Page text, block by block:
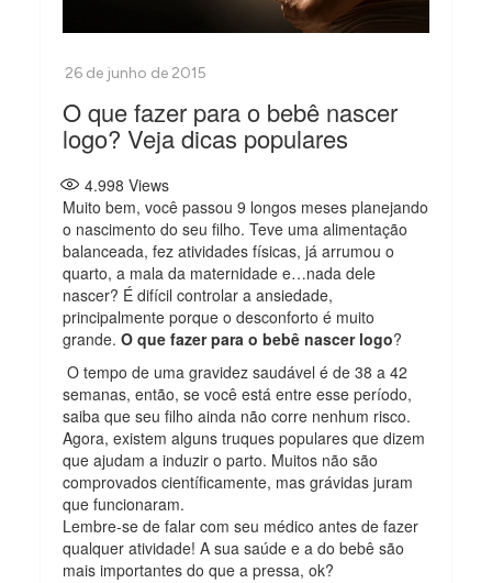
O que fazer para o bebê nascer
logo? Veja dicas populares
4.998 Views
Muito bem, você passou 9 longos meses planejando
o nascimento do seu filho. Teve uma alimentação
balanceada, fez atividades físicas, já arrumou o
quarto, a mala da maternidade e…nada dele
nascer? É difícil controlar a ansiedade,
principalmente porque o desconforto é muito
grande.O que fazer para o bebê nascer logo?
O tempo de uma gravidez saudável é de 38 a 42
semanas, então, se você está entre esse período,
saiba que seu filho ainda não corre nenhum risco.
Agora, existem alguns truques populares que dizem
que ajudam a induzir o parto. Muitos não são
comprovados científicamente, mas grávidas juram
que funcionaram.
Lembre-se de falar com seu médico antes de fazer
qualquer atividade! A sua saúde e a do bebê são
mais importantes do que a pressa, ok?